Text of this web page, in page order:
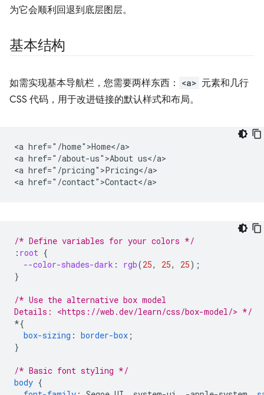
为它会顺利回退到底层图层。
基本结构
如需实现基本导航栏，您需要两样东西： <a> 元素和几行
CSS 代码，用于改进链接的默认样式和布局。
<a href="/home">Home</a>
<a href="/about-us">About us</a>
<a href="/pricing">Pricing</a>
/* Define variables for your colors */
: root {
--color-shades-dark : rgb(25, 25, 25);
}
/* Use the alternative box model
Details: <https://web.dev/learn/css/box-model/> */
*{
box-sizing : border-box ;
}
/* Basic font styling */
body {